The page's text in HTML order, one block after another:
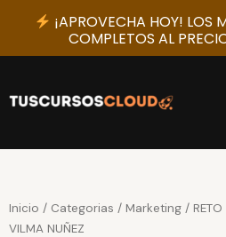
contenido
Inicio / Categorias / Marketing / RETO
VILMA NUÑEZ
¡APROVECHA HOY! LOS
COMPLETOS AL